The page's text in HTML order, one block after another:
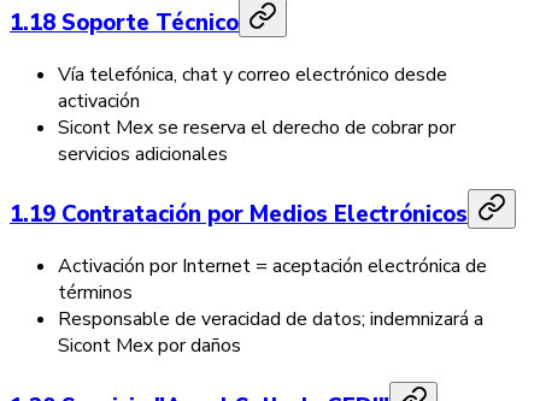
1.18 Soporte Técnico
Vía telefónica, chat y correo electrónico desde
activación
Sicont Mex se reserva el derecho de cobrar por
servicios adicionales
1.19 Contratación por Medios Electrónicos
Activación por Internet = aceptación electrónica de
términos
Responsable de veracidad de datos; indemnizará a
Sicont Mex por daños